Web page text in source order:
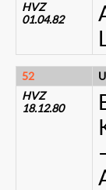
HVZ
01.04.82
52
HVZ
18.12.80